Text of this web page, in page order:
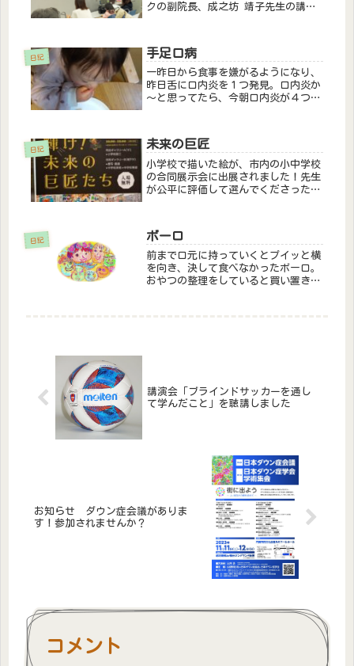
クの副院長、成之坊 靖子先生の講習
んのお母様として、お話をしていた
だ...
日記 手足口病
一昨日から食事を嫌がるようになり、
昨日舌に口内炎を１つ発見。口内炎か
～と思ってたら、今朝口内炎が４つに
細なことで泣く。口内炎のお薬出るか
な～とかかりつけ医へ。１時間待って
診...
日記 未来の巨匠
小学校で描いた絵が、市内の小中学校
の合同展示会に出展されました！先生
が公平に評価して選んでくださったの
日記 ボーロ
前まで口元に持っていくとプイッと横
を向き、決して食べなかったボーロ。
おやつの整理をしていると買い置きを
講演会「ブラインドサッカーを通し
て学んだこと」を聴講しました
お知らせ ダウン症会議がありま
す！参加されませんか？
コメント